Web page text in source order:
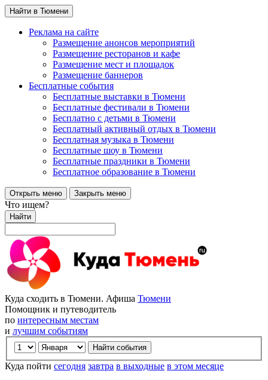
Найти в Тюмени
Реклама на сайте
Размещение анонсов мероприятий
Размещение ресторанов и кафе
Размещение мест и площадок
Размещение баннеров
Бесплатные события
Бесплатные выставки в Тюмени
Бесплатные фестивали в Тюмени
Бесплатно с детьми в Тюмени
Бесплатный активный отдых в Тюмени
Бесплатная музыка в Тюмени
Бесплатные шоу в Тюмени
Бесплатные праздники в Тюмени
Бесплатное образование в Тюмени
Открыть меню Закрыть меню
Что ищем?
Найти
Куда сходить в Тюмени. Афиша Тюмени
Помощник и путеводитель
по интересным местам
и лучшим событиям
Куда пойти сегодня завтра в выходные в этом месяце